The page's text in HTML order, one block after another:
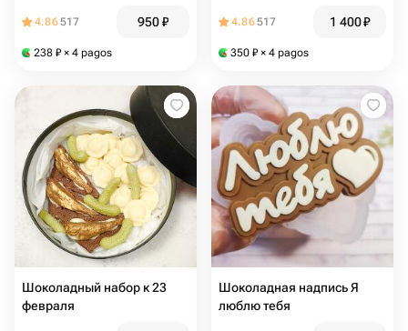
4.86517 950₽
238 ₽ × 4 pagos
4.86517 1 400₽
350 ₽ × 4 pagos
Шоколадный набор к 23
февраля
Шоколадная надпись Я
люблю тебя